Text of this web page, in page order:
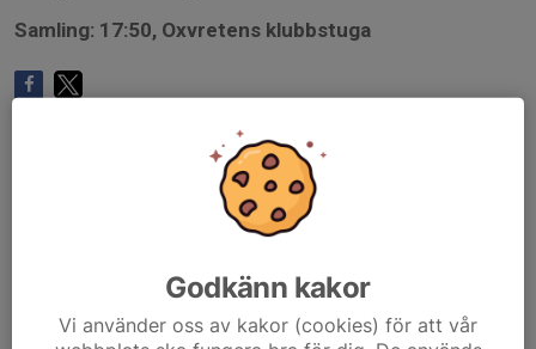
Samling: 17:50, Oxvretens klubbstuga
Godkänn kakor
Vi använder oss av kakor (cookies) för att vår